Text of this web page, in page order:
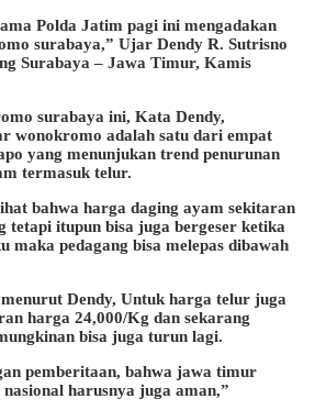
Polda Jatim pagi ini mengadakan
surabaya,” Ujar Dendy R. Sutrisno
Surabaya – Jawa Timur, Kamis
surabaya ini, Kata Dendy,
wonokromo adalah satu dari empat
yang menunjukan trend penurunan
termasuk telur.
bahwa harga daging ayam sekitaran
tetapi itupun bisa juga bergeser ketika
maka pedagang bisa melepas dibawah
Dendy, Untuk harga telur juga
harga 24,000/Kg dan sekarang
bisa juga turun lagi.
pemberitaan, bahwa jawa timur
harusnya juga aman,”